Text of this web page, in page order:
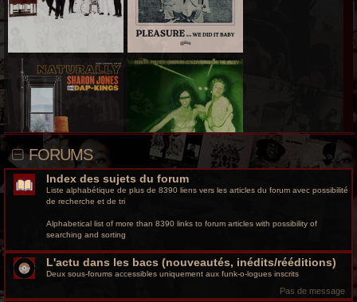
o
o
v
FORUMS
Index des sujets du forum
Liste alphabétique de plus de 8390 liens vers les articles du forum avec possibilité
de recherche et de tri
Alphabetical list of more than 8390 links to forum articles with possibility of
searching and sorting
L'actu dans les bacs (nouveautés, inédits/rééditions)
Deux sous-forums accessibles uniquement aux funk-o-logues inscrits
Pas de message